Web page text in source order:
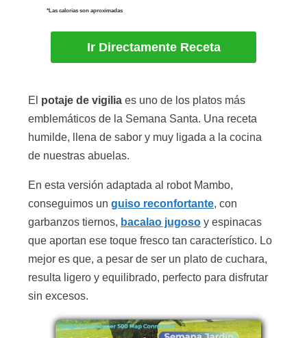
*Las calorías son aproximadas
Ir Directamente Receta
El potaje de vigilia es uno de los platos más
emblemáticos de la Semana Santa. Una receta
humilde, llena de sabor y muy ligada a la cocina
de nuestras abuelas.
En esta versión adaptada al robot Mambo,
conseguimos un guiso reconfortante, con
garbanzos tiernos, bacalao jugoso y espinacas
que aportan ese toque fresco tan característico. Lo
mejor es que, a pesar de ser un plato de cuchara,
resulta ligero y equilibrado, perfecto para disfrutar
sin excesos.